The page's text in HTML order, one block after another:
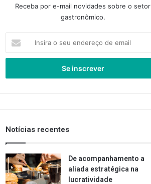
Receba por e-mail novidades sobre o setor
gastronômico.
seu
de
Notícias recentes
De acompanhamento a
aliada estratégica na
lucratividade